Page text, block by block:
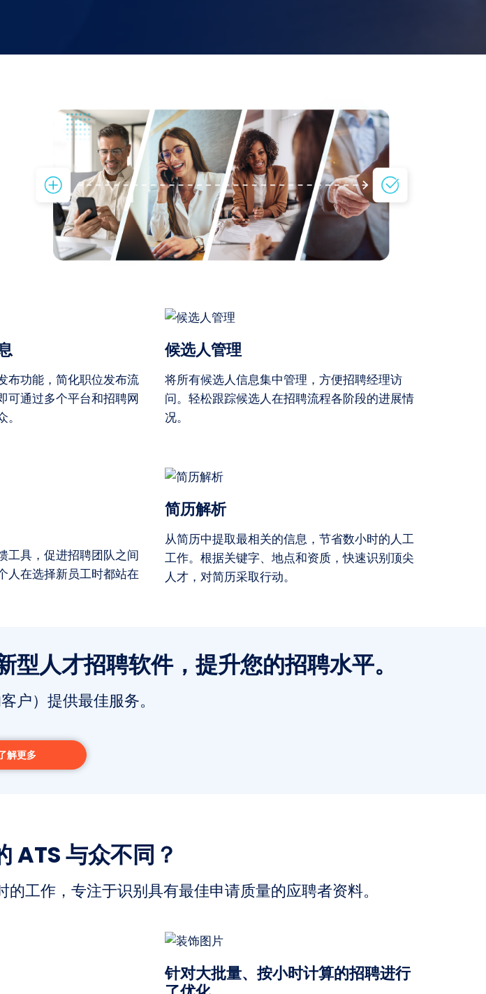
布功能，简化职位发布流
可通过多个平台和招聘网
候选人管理
将所有候选人信息集中管理，方便招聘经理访
问。轻松跟踪候选人在招聘流程各阶段的进展情
况。
工具，促进招聘团队之间
人在选择新员工时都站在
简历解析
从简历中提取最相关的信息，节省数小时的人工
工作。根据关键字、地点和资质，快速识别顶尖
人才，对简历采取行动。
人才招聘软件，提升您的招聘水平。
户）提供最佳服务。
解更多
ATS 与众不同？
工作，专注于识别具有最佳申请质量的应聘者资料。
针对大批量、按小时计算的招聘进行